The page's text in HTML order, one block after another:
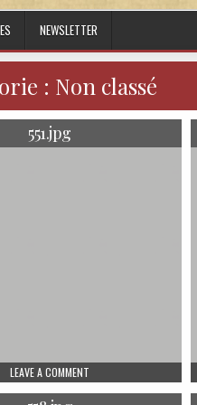
NEWSLETTER
: Non classé
LEAVE A COMMENT
551.jpg